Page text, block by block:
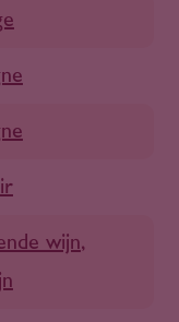
wijn,